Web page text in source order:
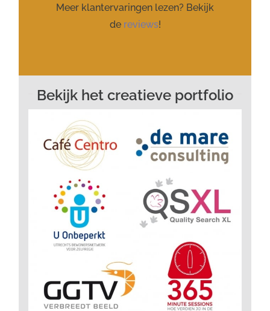
Meer klantervaringen lezen? Bekijk
de reviews!
Bekijk het creatieve portfolio